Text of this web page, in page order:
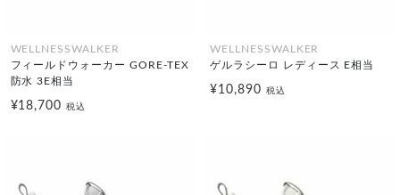
WELLNESSWALKER
フィールドウォーカー GORE-TEX
防水 3E相当
¥18,700税込
WELLNESSWALKER
ゲルラシーロ レディース E相当
¥10,890 税込